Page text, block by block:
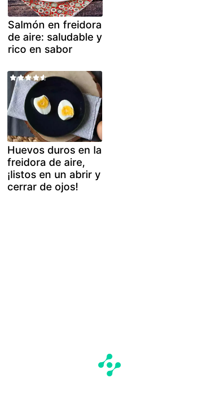
Salmón en freidora
de aire: saludable y
rico en sabor
Huevos duros en la
freidora de aire,
¡listos en un abrir y
cerrar de ojos!